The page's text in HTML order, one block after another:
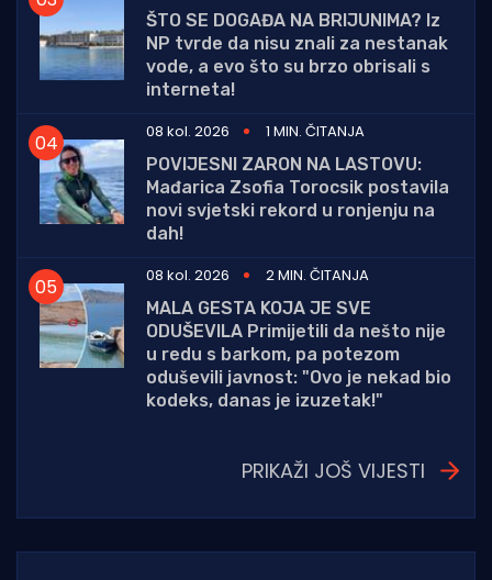
ŠTO SE DOGAĐA NA BRIJUNIMA? Iz
NP tvrde da nisu znali za nestanak
vode, a evo što su brzo obrisali s
interneta!
08 kol. 2026
1 MIN. ČITANJA
POVIJESNI ZARON NA LASTOVU:
Mađarica Zsofia Torocsik postavila
novi svjetski rekord u ronjenju na
dah!
08 kol. 2026
2 MIN. ČITANJA
MALA GESTA KOJA JE SVE
ODUŠEVILA Primijetili da nešto nije
u redu s barkom, pa potezom
oduševili javnost: "Ovo je nekad bio
kodeks, danas je izuzetak!"
PRIKAŽI JOŠ VIJESTI